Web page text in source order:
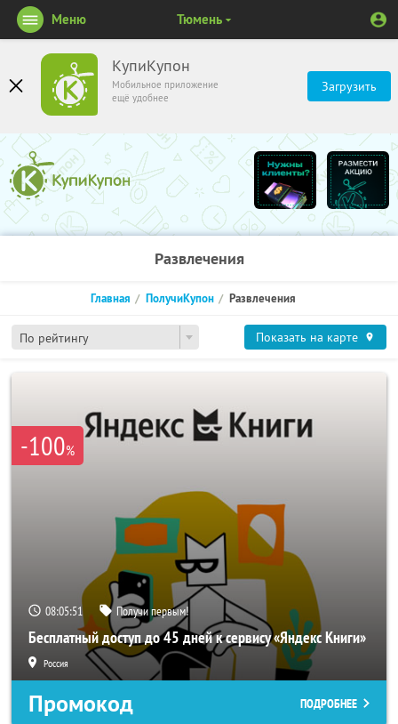
КупиКупон
Мобильное приложение
ещё удобнее
Загрузить
Меню Тюмень
Развлечения
По рейтингу
Главная ПолучиКупон Развлечения
Показать на карте
-100%
08:05:50 Получи первым!
Бесплатный доступ до 45 дней к сервису «Яндекс Книги»
Россия
Промокод ПОДРОБНЕЕ